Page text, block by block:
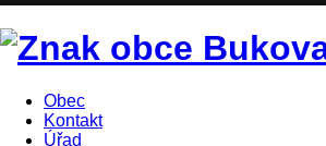
Obec
Kontakt
Úřad